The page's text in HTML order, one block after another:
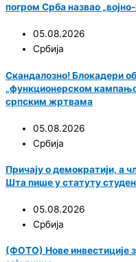
погром Срба назвао
05.08.2026
Србија
Скандалозно! Блокадери
„функционерском
српским жртвама
05.08.2026
Србија
Причају о демократији, а
Шта пише у статуту
05.08.2026
Србија
(ФОТО) Нове инвестиције